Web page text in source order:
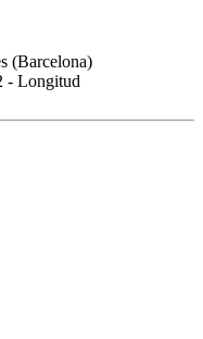
(Barcelona)
- Longitud